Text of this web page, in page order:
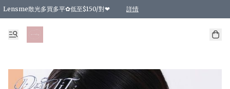
Lensme散光多買多平✿低至$150/對❤ 詳情
台灣Karacon⁩✧日拋 特價清貨❁⃘
日本韓國多款日/月拋現貨☼ 特價❤︎數量有限 售完即止
🇰🇷韓國多款月拋現貨 特價兩對$99✿數量有限 售完即止♫
精選商品，任選買2件或以上9 折；買4件或以上85 折；買6件或以上8 折
精選商品，任選買2件HKD 140.00；買4件HKD 260.00
精選商品，任選買2件HKD 190.00；買4件HKD 360.00
精選商品，任選買2件HKD 110.00；買4件HKD 180.00
精選商品，任選買2件HKD 170.00；買4件HKD 320.00
精選商品，任選買2件或以上減HKD 148.00
精選商品，任選買2件或以上減HKD 148.00
精選商品，任選買2件或以上95 折；買4件或以上9 折；買6件或以上85 折；買8件
精選商品，任選買12件或以上87 折
精選商品，任選買2件或以上減HKD 16.00；買4件或以上減HKD 32.00；買6
精選商品，任選買2件或以上95 折；買4件或以上9 折；買8件或以上85 折；買12
購物滿 HKD 800.00即享免運費優惠！（適用於 特定的送貨方式 )